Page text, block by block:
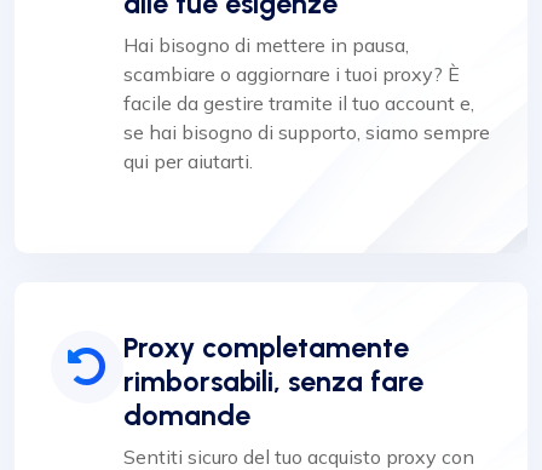
Hai bisogno di mettere in pausa,
scambiare o aggiornare i tuoi proxy? È
facile da gestire tramite il tuo account e,
se hai bisogno di supporto, siamo sempre
qui per aiutarti.
Proxy completamente
rimborsabili, senza fare
domande
Sentiti sicuro del tuo acquisto proxy con